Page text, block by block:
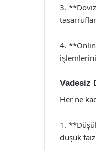
3.
4.
Vadesiz
Her ne
1.
düşük